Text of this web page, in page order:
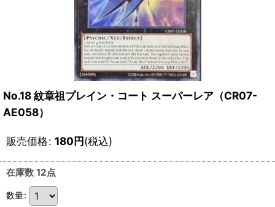
No.18 紋章祖プレイン・コート スーパーレア（CR07-
AE058）
販売価格: 180円(税込)
在庫数 12点
数量: